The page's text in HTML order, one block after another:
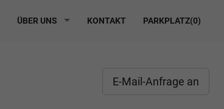
ÜBER UNS KONTAKT PARKPLATZ(0)
E-Mail-Anfrage an